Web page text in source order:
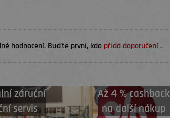
hodnocení. Buďte první, kdo přidá doporučení.
záruční
servis
Až 4 % cashback
na další nákup